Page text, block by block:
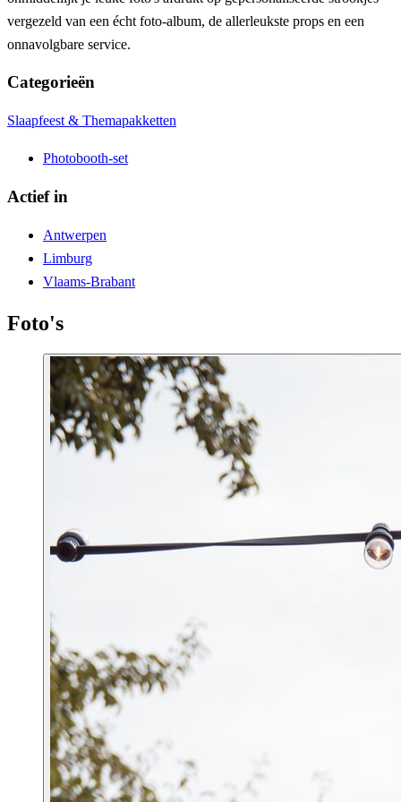
vergezeld van een écht foto-album, de allerleukste props en een
onnavolgbare service.
Categorieën
Slaapfeest & Themapakketten
Photobooth-set
Actief in
Antwerpen
Limburg
Vlaams-Brabant
Foto's